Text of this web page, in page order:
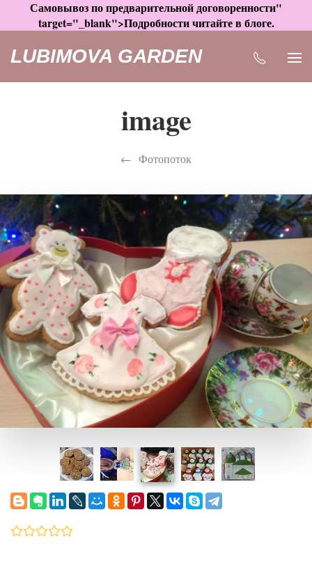
Самовывоз по предварительной договоренности"
target="_blank">Подробности читайте в блоге.
LUBIMOVA GARDEN
image
Фотопоток